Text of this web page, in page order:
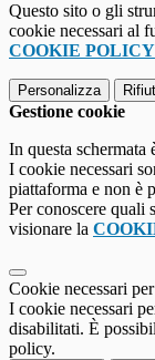
Questo sito o gli
cookie necessari al
COOKIE POLICY
Personalizza
Gestione cookie
In questa schermata
I cookie necessari
piattaforma e non è
Per conoscere quali
visionare la
Cookie necessari
I cookie necessari
disabilitati. È
policy.